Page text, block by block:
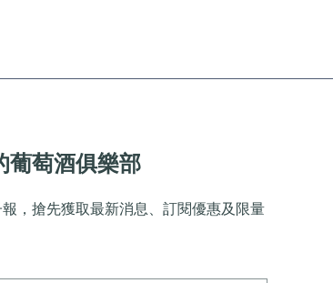
葡萄酒俱樂部
，搶先獲取最新消息、訂閱優惠及限量